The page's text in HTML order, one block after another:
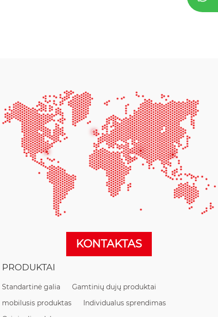
KONTAKTAS
PRODUKTAI
Standartinė galia
Gamtinių dujų produktai
mobilusis produktas
Individualus sprendimas